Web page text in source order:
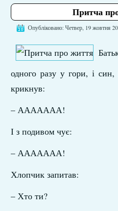
Притча
Опубліковано: Четвер, 19 жовтня
одного разу у гори, і
крикнув:
– ААААААА!
І з подивом чує:
– ААААААА!
Хлопчик запитав:
– Хто ти?